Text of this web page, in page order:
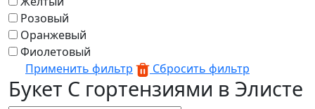
Розовый
Оранжевый
Фиолетовый
Применить фильтр
Сбросить фильтр
Букет С гортензиями в Элисте